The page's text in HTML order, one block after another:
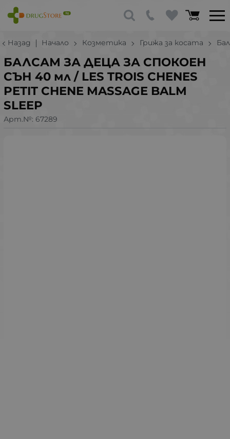
Назад Начало Козметика Грижа за косата
БАЛСАМ ЗА ДЕЦА ЗА СПОКОЕН
СЪН 40 мл / LES TROIS CHENES
PETIT CHENE MASSAGE BALM
SLEEP
Арт.№: 67289